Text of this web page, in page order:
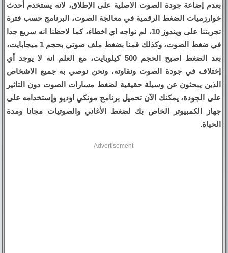
بعدم إضاعة جودة الصوت الاصلية على الإطلاق، لانه يستخدم أحدث
خوارزميات الضغط الرقمية في معالجة الصوت، البرنامج حسب فترة
تجربتنا على ويندوز 10، لم نواجه اي اخطاء، كما لاحظنا انه سريع جدا
في ضغط الصوت، وكذلك قمنا بضغط ملف صوتي بحجم 1 ميجابايت،
بعد الضغط اصبح الحجم 500 كيلوبايت، مع العلم انه لا يوجد أي
إختلاف في جودة الصوت ونقاوته، ونحن نوصي به جميع الاشخاص
الذين يبحثون عن وسيلة حقيقية لضغط مسارات الصوت دون التاثير
على الجودة، يمكنك الآن تحميل برنامج مونكي اوديو وإستخدامه على
جهاز الكمبيوتر الخاص بك لضغط الأغاني والصوتيات مجانا ومدة
الحياة.
Advertisement